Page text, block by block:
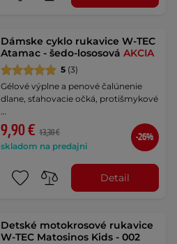
Dámske cyklo rukavice W-TEC
Atamac - šedo-lososováAKCIA
5 (3)
Gélové výplne a penové čalúnenie
dlane, sťahovacie očká, protišmykové
…
9,90 € 13,30 €
skladom na predajni
-26%
Detail
Detské motokrosové rukavice
W-TEC Matosinos Kids - 002